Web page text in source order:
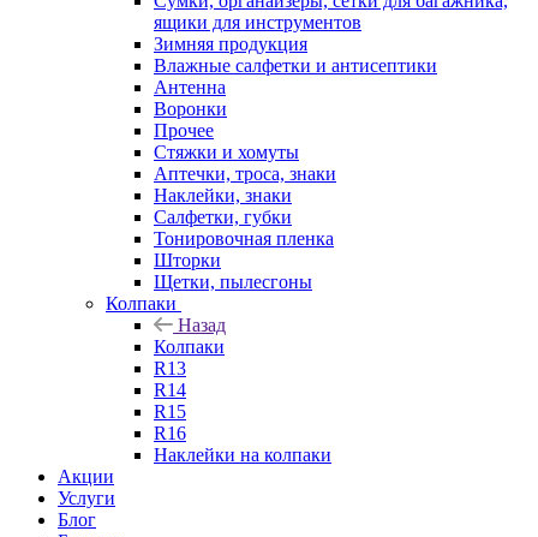
ящики для инструментов
Зимняя продукция
Влажные салфетки и антисептики
Антенна
Воронки
Прочее
Стяжки и хомуты
Аптечки, троса, знаки
Наклейки, знаки
Салфетки, губки
Тонировочная пленка
Шторки
Щетки, пылесгоны
Колпаки
Назад
Колпаки
R13
R14
R15
R16
Наклейки на колпаки
Акции
Услуги
Блог